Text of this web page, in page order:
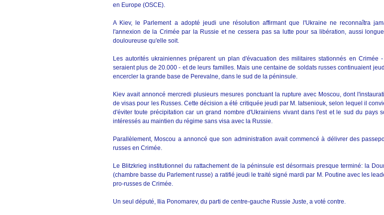
en Europe (OSCE).
A Kiev, le Parlement a adopté jeudi une résolution affirmant que l'Ukraine ne reconnaîtra
l'annexion de la Crimée par la Russie et ne cessera pas sa lutte pour sa libération, aussi
douloureuse qu'elle soit.
Les autorités ukrainiennes préparent un plan d'évacuation des militaires stationnés en Crimée
seraient plus de 20.000 - et de leurs familles. Mais une centaine de soldats russes continuaient
encercler la grande base de Perevalne, dans le sud de la péninsule.
Kiev avait annoncé mercredi plusieurs mesures ponctuant la rupture avec Moscou, dont
de visas pour les Russes. Cette décision a été critiquée jeudi par M. Iatseniouk, selon lequel il
d'éviter toute précipitation car un grand nombre d'Ukrainiens vivant dans l'est et le sud du pays
intéressés au maintien du régime sans visa avec la Russie.
Parallèlement, Moscou a annoncé que son administration avait commencé à délivrer des
russes en Crimée.
Le Blitzkrieg institutionnel du rattachement de la péninsule est désormais presque terminé: la
(chambre basse du Parlement russe) a ratifié jeudi le traité signé mardi par M. Poutine avec les
pro-russes de Crimée.
Un seul député, Ilia Ponomarev, du parti de centre-gauche Russie Juste, a voté contre.